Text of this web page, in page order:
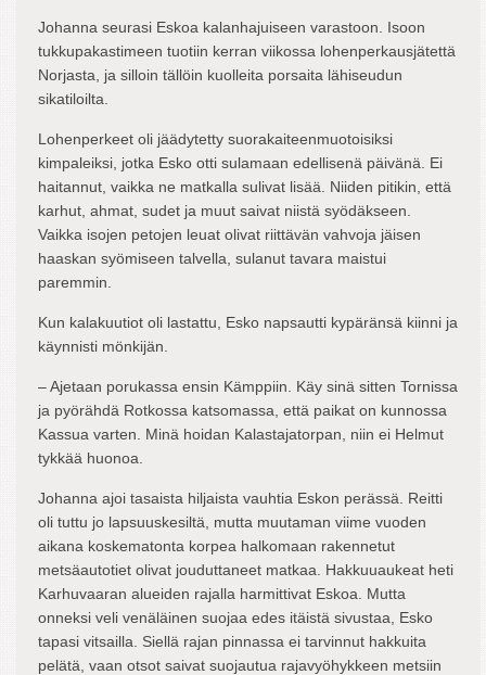
Johanna seurasi Eskoa kalanhajuiseen varastoon. Isoon
tukkupakastimeen tuotiin kerran viikossa lohenperkausjätettä
Norjasta, ja silloin tällöin kuolleita porsaita lähiseudun
sikatiloilta.
Lohenperkeet oli jäädytetty suorakaiteenmuotoisiksi
kimpaleiksi, jotka Esko otti sulamaan edellisenä päivänä. Ei
haitannut, vaikka ne matkalla sulivat lisää. Niiden pitikin, että
karhut, ahmat, sudet ja muut saivat niistä syödäkseen.
Vaikka isojen petojen leuat olivat riittävän vahvoja jäisen
haaskan syömiseen talvella, sulanut tavara maistui
paremmin.
Kun kalakuutiot oli lastattu, Esko napsautti kypäränsä kiinni ja
käynnisti mönkijän.
– Ajetaan porukassa ensin Kämppiin. Käy sinä sitten Tornissa
ja pyörähdä Rotkossa katsomassa, että paikat on kunnossa
Kassua varten. Minä hoidan Kalastajatorpan, niin ei Helmut
tykkää huonoa.
Johanna ajoi tasaista hiljaista vauhtia Eskon perässä. Reitti
oli tuttu jo lapsuuskesiltä, mutta muutaman viime vuoden
aikana koskematonta korpea halkomaan rakennetut
metsäautotiet olivat jouduttaneet matkaa. Hakkuuaukeat heti
Karhuvaaran alueiden rajalla harmittivat Eskoa. Mutta
onneksi veli venäläinen suojaa edes itäistä sivustaa, Esko
tapasi vitsailla. Siellä rajan pinnassa ei tarvinnut hakkuita
pelätä, vaan otsot saivat suojautua rajavyöhykkeen metsiin